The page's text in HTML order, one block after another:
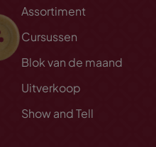
Assortiment
Cursussen
Blok van de maand
Uitverkoop
Show and Tell